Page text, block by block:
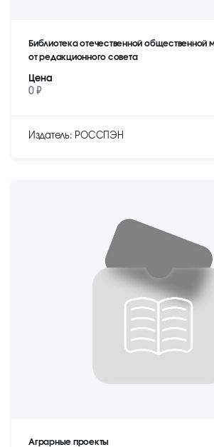
Библиотека отечественной общественной
от редакционного совета
Цена
0 ₽
Издатель: РОССПЭН
Аграрные проекты